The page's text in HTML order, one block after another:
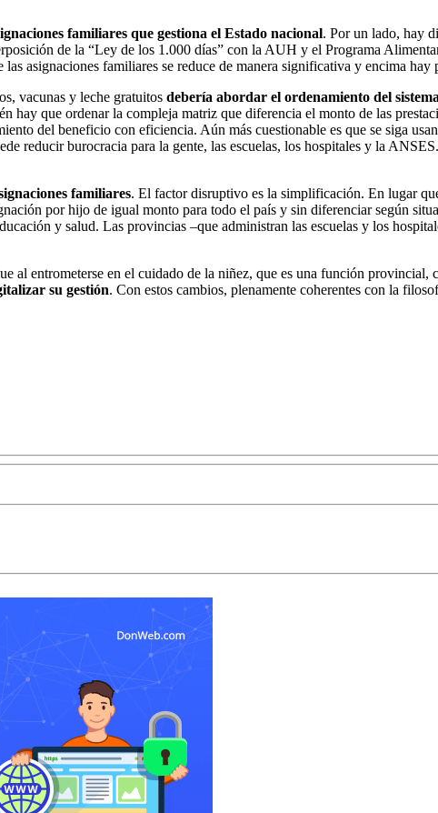
familiares que gestiona el Estado nacional. Por un lado, hay
de la “Ley de los 1.000 días” con la AUH y el Programa
asignaciones familiares se reduce de manera significativa y encima
vacunas y leche gratuitos debería abordar el ordenamiento del
hay que ordenar la compleja matriz que diferencia el monto de las
del beneficio con eficiencia. Aún más cuestionable es que se siga
reducir burocracia para la gente, las escuelas, los hospitales y la
familiares. El factor disruptivo es la simplificación. En lugar
por hijo de igual monto para todo el país y sin diferenciar según
y salud. Las provincias –que administran las escuelas y los
al entrometerse en el cuidado de la niñez, que es una función
su gestión. Con estos cambios, plenamente coherentes con la